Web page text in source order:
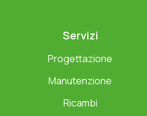
Servizi
Progettazione
Manutenzione
Ricambi